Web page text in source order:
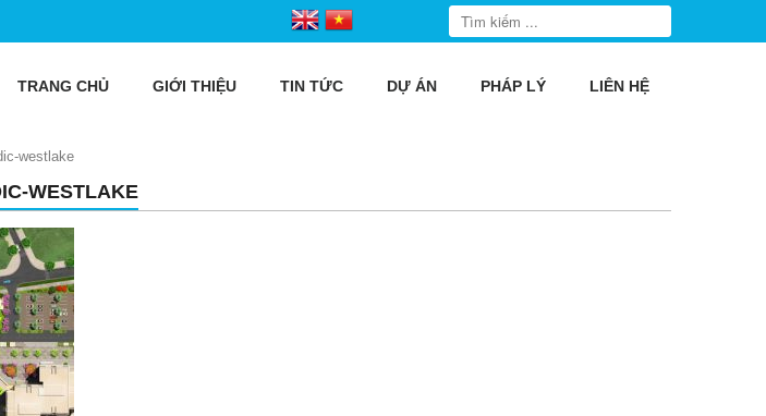
TRANG CHỦ GIỚI THIỆU TIN TỨC DỰ ÁN PHÁP LÝ LIÊN HỆ
westlake
WESTLAKE